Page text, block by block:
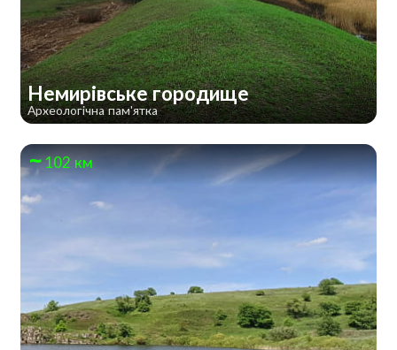
Немирівське городище
Археологічна пам'ятка
102 км